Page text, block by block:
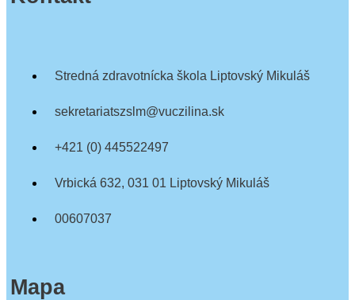
Stredná zdravotnícka škola Liptovský Mikuláš
sekretariatszslm@vuczilina.sk
+421 (0) 445522497
Vrbická 632, 031 01 Liptovský Mikuláš
00607037
Mapa